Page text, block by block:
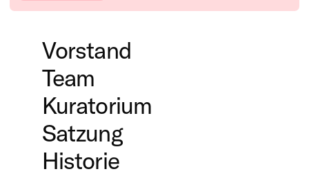
Vorstand
Team
Kuratorium
Das Kuratorium entscheidet
über die Richtlinien für die
Satzung
Historie